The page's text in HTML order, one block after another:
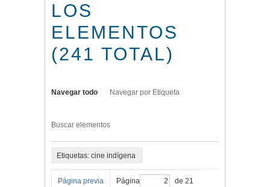
LOS
ELEMENTOS
(241 TOTAL)
Navegar todo Navegar por Etiqueta
Buscar elementos
Etiquetas: cine indígena
Página previa Página de 21